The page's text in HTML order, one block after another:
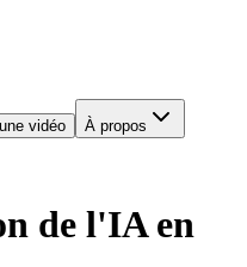
vidéo À propos
de l'IA en